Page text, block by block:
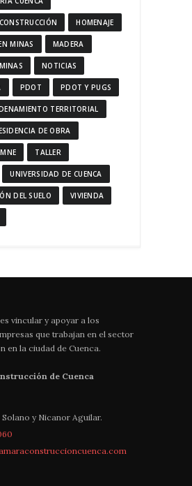
HOMENAJE
MINAS MADERA
MINAS NOTICIAS
PDOT PDOT Y PUGS
TERRITORIAL
DE OBRA
TALLER
UNIVERSIDAD DE CUENCA
DEL SUELO VIVIENDA
vincular y apoyar a los
que trabajan en el sector
en la ciudad de Cuenca.
de Cuenca
y Nicanor Aguilar.